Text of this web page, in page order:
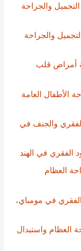
والجراحة
والجراحة
أمراض قلب
الأطفال العامة
والجنف في
الفقري في الهند
العظام
في مومباي،
العظام واستبدال